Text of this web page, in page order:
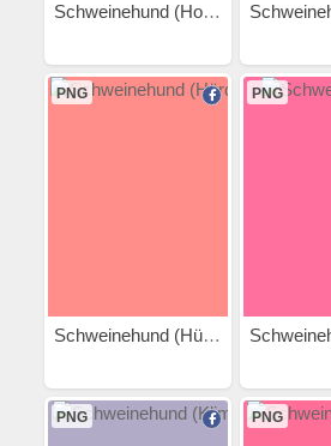
Schweinehund (Hochsprung)
PNG
Schweinehund (Hürdenlauf)
PNG
PNG PNG